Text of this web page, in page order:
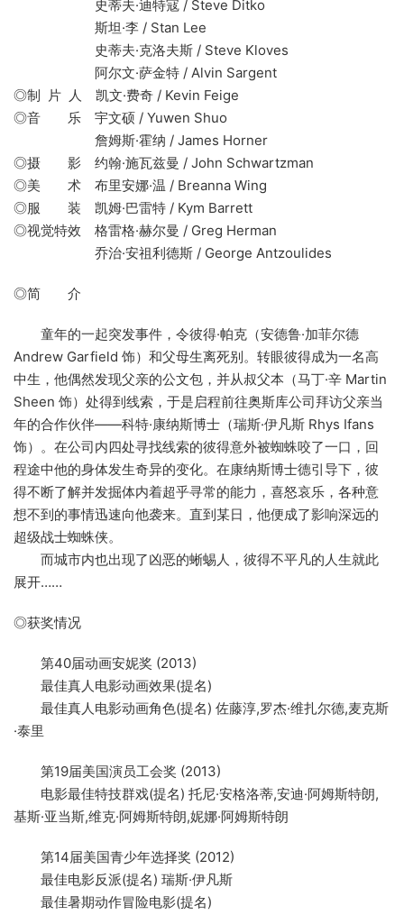
史蒂夫·迪特寇 / Steve Ditko
斯坦·李 / Stan Lee
史蒂夫·克洛夫斯 / Steve Kloves
阿尔文·萨金特 / Alvin Sargent
◎制 片 人 凯文·费奇 / Kevin Feige
◎音 乐 宇文硕 / Yuwen Shuo
詹姆斯·霍纳 / James Horner
◎摄 影 约翰·施瓦兹曼 / John Schwartzman
◎美 术 布里安娜·温 / Breanna Wing
◎服 装 凯姆·巴雷特 / Kym Barrett
◎视觉特效 格雷格·赫尔曼 / Greg Herman
乔治·安祖利德斯 / George Antzoulides
◎简 介
童年的一起突发事件，令彼得·帕克（安德鲁·加菲尔德
Andrew Garfield 饰）和父母生离死别。转眼彼得成为一名高
中生，他偶然发现父亲的公文包，并从叔父本（马丁·辛 Martin
Sheen 饰）处得到线索，于是启程前往奥斯库公司拜访父亲当
年的合作伙伴——科特·康纳斯博士（瑞斯·伊凡斯 Rhys Ifans
饰）。在公司内四处寻找线索的彼得意外被蜘蛛咬了一口，回
程途中他的身体发生奇异的变化。在康纳斯博士德引导下，彼
得不断了解并发掘体内着超乎寻常的能力，喜怒哀乐，各种意
想不到的事情迅速向他袭来。直到某日，他便成了影响深远的
超级战士蜘蛛侠。
而城市内也出现了凶恶的蜥蜴人，彼得不平凡的人生就此
展开……
◎获奖情况
第40届动画安妮奖 (2013)
最佳真人电影动画效果(提名)
最佳真人电影动画角色(提名) 佐藤淳,罗杰·维扎尔德,麦克斯
·泰里
第19届美国演员工会奖 (2013)
电影最佳特技群戏(提名) 托尼·安格洛蒂,安迪·阿姆斯特朗,
基斯·亚当斯,维克·阿姆斯特朗,妮娜·阿姆斯特朗
第14届美国青少年选择奖 (2012)
最佳电影反派(提名) 瑞斯·伊凡斯
最佳暑期动作冒险电影(提名)